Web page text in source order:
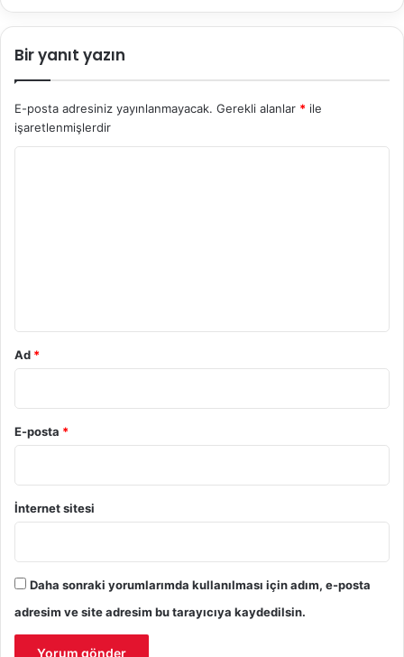
Bir yanıt yazın
E-posta adresiniz yayınlanmayacak. Gerekli alanlar * ile
işaretlenmişlerdir
Ad *
E-posta *
İnternet sitesi
Daha sonraki yorumlarımda kullanılması için adım, e-posta
adresim ve site adresim bu tarayıcıya kaydedilsin.